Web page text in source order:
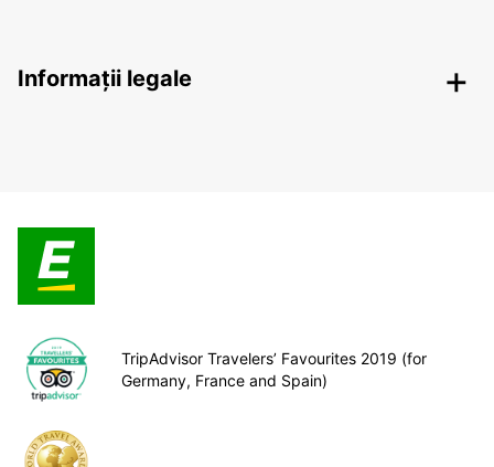
Informații legale
TripAdvisor Travelers’ Favourites 2019 (for
Germany, France and Spain)